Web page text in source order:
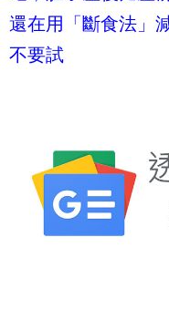
還在用「斷食法」
不要試